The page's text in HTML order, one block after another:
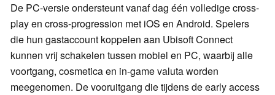
De PC-versie ondersteunt vanaf dag één volledige cross-
play en cross-progression met iOS en Android. Spelers
die hun gastaccount koppelen aan Ubisoft Connect
kunnen vrij schakelen tussen mobiel en PC, waarbij alle
voortgang, cosmetica en in-game valuta worden
meegenomen. De vooruitgang die tijdens de early access